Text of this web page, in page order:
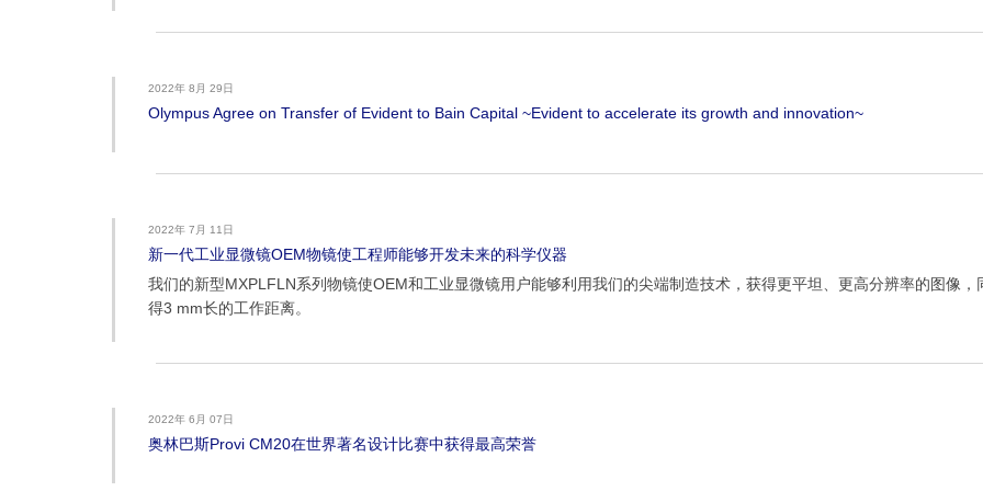
2022年 8月 29日
Olympus Agree on Transfer of Evident to Bain Capital ~Evident to accelerate its growth and innovation~
2022年 7月 11日
新一代工业显微镜OEM物镜使工程师能够开发未来的科学仪器
我们的新型MXPLFLN系列物镜使OEM和工业显微镜用户能够利用我们的尖端制造技术，获得更平坦、更高分辨率的图像，
得3 mm长的工作距离。
2022年 6月 07日
奥林巴斯Provi CM20在世界著名设计比赛中获得最高荣誉